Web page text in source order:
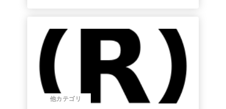
他カテゴリ